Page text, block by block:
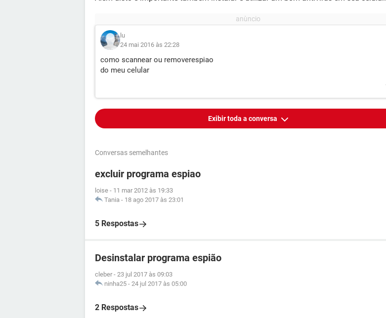
lu
24 mai 2016 às 22:28
como scannear ou removerespiao
do meu celular
Exibir toda a conversa
Conversas semelhantes
excluir programa espiao
loise - 11 mar 2012 às 19:33
Tania - 18 ago 2017 às 23:01
5 Respostas
Desinstalar programa espião
cleber - 23 jul 2017 às 09:03
ninha25 - 24 jul 2017 às 05:00
2 Respostas